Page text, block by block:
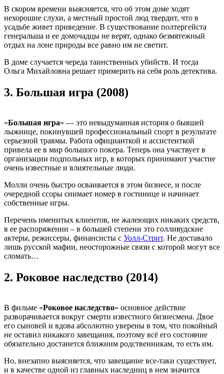
В скором времени выясняется, что об этом доме ходят
нехорошие слухи, а местный простой люд твердит, что в
усадьбе живет приведение. В существование полтергейста
генеральша и ее домочадцы не верят, однако безмятежный
отдых на лоне природы все равно им не светит.
В доме случается череда таинственных убийств. И тогда
Ольга Михайловна решает примерить на себя роль детектива.
3. Большая игра (2008)
«Большая игра» — это невыдуманная история о бывшей
лыжнице, покинувшей профессиональный спорт в результате
серьезной травмы. Работа официанткой и ассистенткой
привела ее в мир большого покера. Теперь она участвует в
организации подпольных игр, в которых принимают участие
очень известные и влиятельные люди.
Молли очень быстро осваивается в этом бизнесе, и после
очередной ссоры снимает номер в гостинице и начинает
собственные игры.
Перечень именитых клиентов, не жалеющих никаких средств,
в ее распоряжении – в большей степени это голливудские
актеры, режиссеры, финансисты с Уолл-Стрит. Не доставало
лишь русской мафии, неосторожные связи с которой могут все
сломать…
2. Роковое наследство (2014)
В фильме «Роковое наследство» основное действие
разворачивается вокруг смерти известного бизнесмена. Двое
его сыновей и вдова абсолютно уверены в том, что покойный
не оставил никакого завещания, поэтому всё его состояние
обязательно достанется ближним родственникам, то есть им.
Но, внезапно выясняется, что завещание все-таки существует,
и в качестве одной из главных наследниц в нем значится